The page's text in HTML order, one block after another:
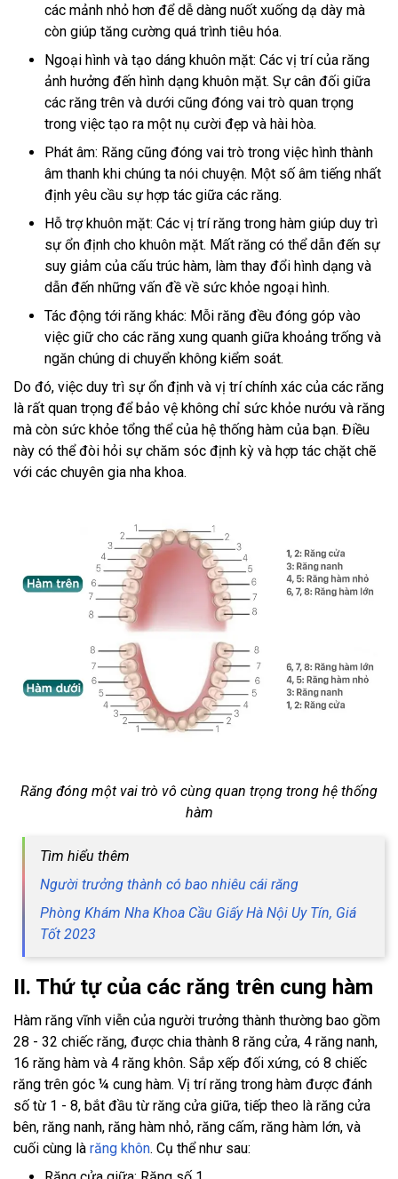
các mảnh nhỏ hơn để dễ dàng nuốt xuống dạ dày mà
còn giúp tăng cường quá trình tiêu hóa.
Ngoại hình và tạo dáng khuôn mặt: Các vị trí của răng
ảnh hưởng đến hình dạng khuôn mặt. Sự cân đối giữa
các răng trên và dưới cũng đóng vai trò quan trọng
trong việc tạo ra một nụ cười đẹp và hài hòa.
Phát âm: Răng cũng đóng vai trò trong việc hình thành
âm thanh khi chúng ta nói chuyện. Một số âm tiếng nhất
định yêu cầu sự hợp tác giữa các răng.
Hỗ trợ khuôn mặt: Các vị trí răng trong hàm giúp duy trì
sự ổn định cho khuôn mặt. Mất răng có thể dẫn đến sự
suy giảm của cấu trúc hàm, làm thay đổi hình dạng và
dẫn đến những vấn đề về sức khỏe ngoại hình.
Tác động tới răng khác: Mỗi răng đều đóng góp vào
việc giữ cho các răng xung quanh giữa khoảng trống và
ngăn chúng di chuyển không kiểm soát.
Do đó, việc duy trì sự ổn định và vị trí chính xác của các răng
là rất quan trọng để bảo vệ không chỉ sức khỏe nướu và răng
mà còn sức khỏe tổng thể của hệ thống hàm của bạn. Điều
này có thể đòi hỏi sự chăm sóc định kỳ và hợp tác chặt chẽ
với các chuyên gia nha khoa.
Răng đóng một vai trò vô cùng quan trọng trong hệ thống
hàm
Tìm hiểu thêm
Người trưởng thành có bao nhiêu cái răng
Phòng Khám Nha Khoa Cầu Giấy Hà Nội Uy Tín, Giá
Tốt 2023
II. Thứ tự của các răng trên cung hàm
Hàm răng vĩnh viễn của người trưởng thành thường bao gồm
28 - 32 chiếc răng, được chia thành 8 răng cửa, 4 răng nanh,
16 răng hàm và 4 răng khôn. Sắp xếp đối xứng, có 8 chiếc
răng trên góc ¼ cung hàm. Vị trí răng trong hàm được đánh
số từ 1 - 8, bắt đầu từ răng cửa giữa, tiếp theo là răng cửa
bên, răng nanh, răng hàm nhỏ, răng cấm, răng hàm lớn, và
cuối cùng là răng khôn. Cụ thể như sau: